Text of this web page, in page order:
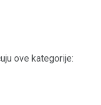
ove kategorije: